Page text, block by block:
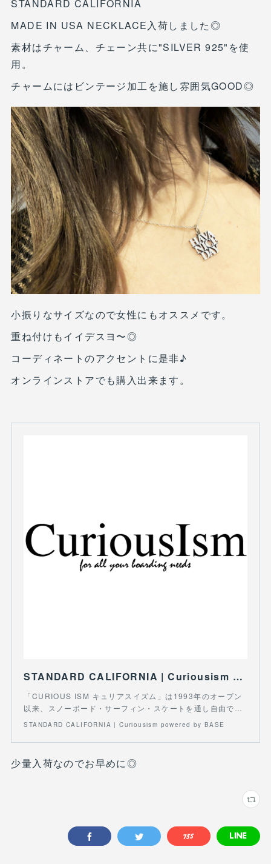
STANDARD CALIFORNIA
MADE IN USA NECKLACE入荷しました◎
素材はチャーム、チェーン共に"SILVER 925"を使
用。
チャームにはビンテージ加工を施し雰囲気GOOD◎
小振りなサイズなので女性にもオススメです。
重ね付けもイイデスヨ〜◎
コーディネートのアクセントに是非♪
オンラインストアでも購入出来ます。
STANDARD CALIFORNIA | Curiousism powered by BASE
「CURIOUS ISM キュリアスイズム」は1993年のオープン
以来、スノーボード・サーフィン・スケートを通し自由で…
STANDARD CALIFORNIA | Curiousism powered by BASE
少量入荷なのでお早めに◎